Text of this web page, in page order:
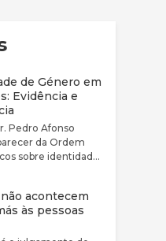
de Género em
Evidência e
Pedro Afonso
da Ordem
sobre identidade
a
clínica nem a
da evidência
acontecem
às pessoas